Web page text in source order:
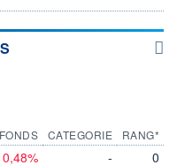
FONDS CATEGORIE
-
RANG*
0